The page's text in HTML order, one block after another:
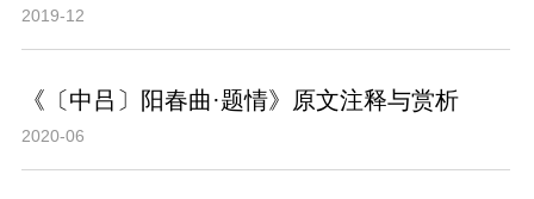
2019-12
《〔中吕〕阳春曲·题情》原文注释与赏析
2020-06